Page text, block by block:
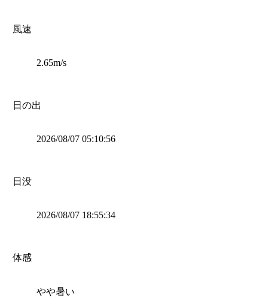
風速
2.65m/s
日の出
2026/08/07 05:10:56
日没
2026/08/07 18:55:34
体感
やや暑い